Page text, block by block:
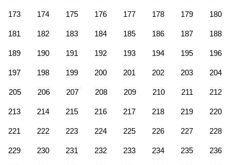
173 174 175 176 177 178 179 180
181 182 183 184 185 186 187 188
189 190 191 192 193 194 195 196
197 198 199 200 201 202 203 204
205 206 207 208 209 210 211 212
213 214 215 216 217 218 219 220
221 222 223 224 225 226 227 228
229 230 231 232 233 234 235 236